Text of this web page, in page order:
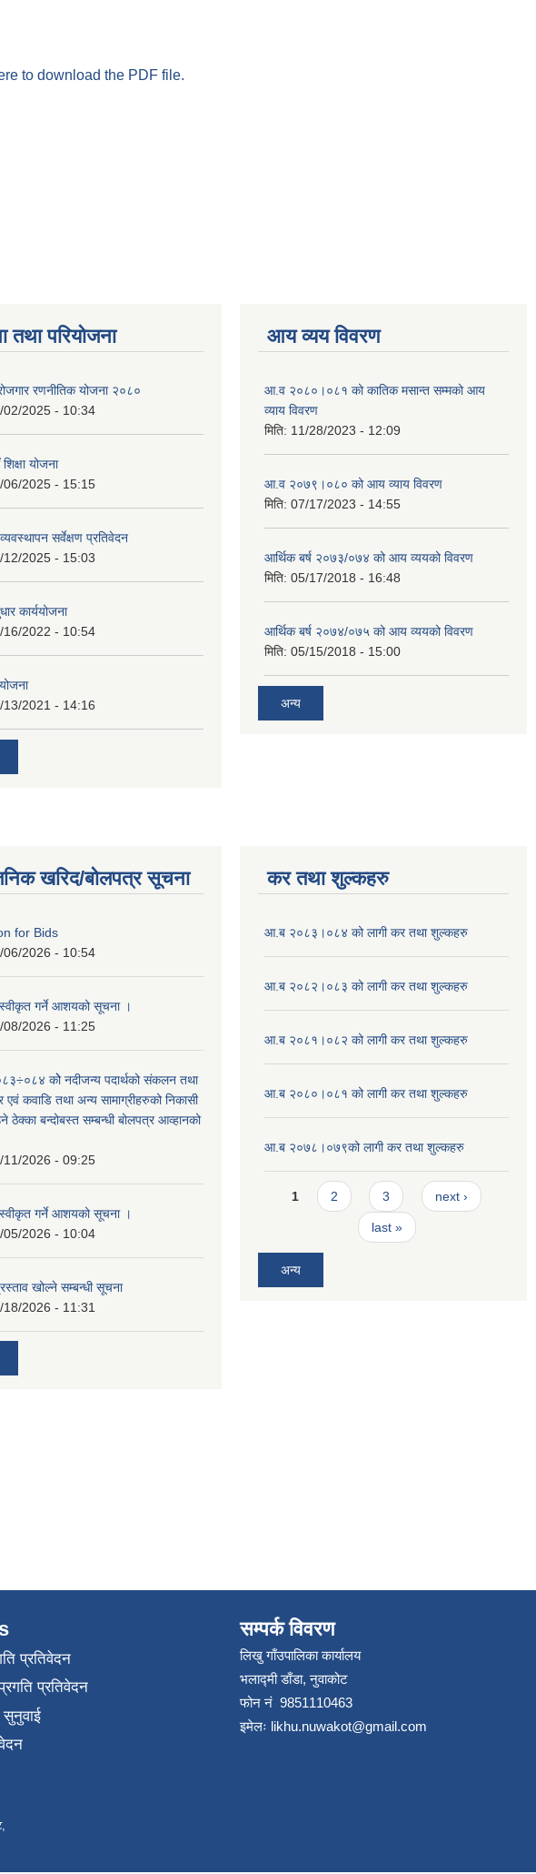
to download the PDF file.
तथा परियोजना
रणनीतिक योजना २०८०
02/2025 - 10:34
योजना
06/2025 - 15:15
सर्वेक्षण प्रतिवेदन
12/2025 - 15:03
कार्ययोजना
16/2022 - 10:54
13/2021 - 14:16
आय व्यय विवरण
आ.व २०८०।०८१ को कातिक मसान्त सम्मको आय
व्याय विवरण
मिति: 11/28/2023 - 12:09
आ.व २०७९।०८० को आय व्याय विवरण
मिति: 07/17/2023 - 14:55
आर्थिक बर्ष २०७३/०७४ को आय व्ययको विवरण
मिति: 05/17/2018 - 16:48
आर्थिक बर्ष २०७४/०७५ को आय व्ययको विवरण
मिति: 05/15/2018 - 15:00
अन्य
खरिद/बोलपत्र सूचना
for Bids
06/2026 - 10:54
गर्ने आशयको सूचना ।
08/2026 - 11:25
कोे नदीजन्य पदार्थको संकलन तथा
एवं कवाडि तथा अन्य सामाग्रीहरुको निकासी
ठेक्का बन्दोबस्त सम्बन्धी बोलपत्र आव्हानको
11/2026 - 09:25
गर्ने आशयको सूचना ।
05/2026 - 10:04
खोल्ने सम्बन्धी सूचना
18/2026 - 11:31
कर तथा शुल्कहरु
आ.ब २०८३।०८४ को लागी कर तथा शुल्कहरु
आ.ब २०८२।०८३ को लागी कर तथा शुल्कहरु
आ.ब २०८१।०८२ को लागी कर तथा शुल्कहरु
आ.ब २०८०।०८१ को लागी कर तथा शुल्कहरु
आ.ब २०७८।०७९को लागी कर तथा शुल्कहरु
Pages
1 2 3 next ›
last »
अन्य
प्रतिवेदन
प्रतिवेदन
सुनुवाई
सम्पर्क विवरण
लिखु गाँउपालिका कार्यालय
भलाद्मी डाँडा, नुवाकोट
फोन नं 9851110463
इमेलः likhu.nuwakot@gmail.com